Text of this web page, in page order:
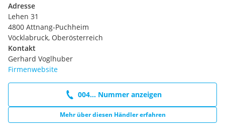
Adresse
Lehen 31
4800 Attnang-Puchheim
Vöcklabruck, Oberösterreich
Kontakt
Gerhard Voglhuber
Firmenwebsite
004... Nummer anzeigen
Mehr über diesen Händler erfahren